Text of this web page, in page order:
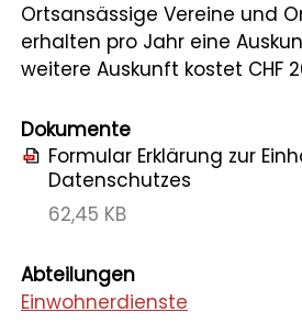
Ortsansässige Vereine und
erhalten pro Jahr eine
weitere Auskunft kostet CHF
Dokumente
Formular Erklärung zur
Datenschutzes
62,45 KB
Abteilungen
Einwohnerdienste